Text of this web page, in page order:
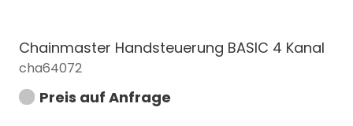
Chainmaster Handsteuerung BASIC 4 Kanal
cha64072
Preis auf Anfrage